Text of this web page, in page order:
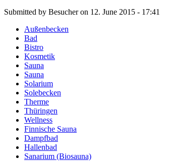
Submitted by Besucher on 12. June 2015 - 17:41
Außenbecken
Bad
Bistro
Kosmetik
Sauna
Sauna
Solarium
Solebecken
Therme
Thüringen
Wellness
Finnische Sauna
Dampfbad
Hallenbad
Sanarium (Biosauna)